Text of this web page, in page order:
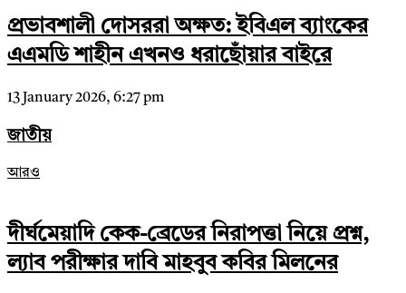
প্রভাবশালী দোসররা অক্ষত: ইবিএল ব্যাংকের
এএমডি শাহীন এখনও ধরাছোঁয়ার বাইরে
13 January 2026, 6:27 pm
জাতীয়
আরও
দীর্ঘমেয়াদি কেক-ব্রেডের নিরাপত্তা নিয়ে প্রশ্ন,
ল্যাব পরীক্ষার দাবি মাহবুব কবির মিলনের